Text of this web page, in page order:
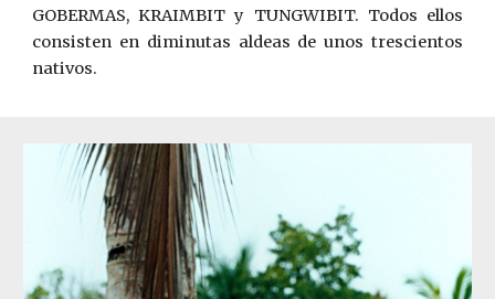
GOBERMAS, KRAIMBIT y TUNGWIBIT. Todos ellos
consisten en diminutas aldeas de unos trescientos
nativos.